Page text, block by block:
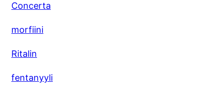
Concerta
morfiini
Ritalin
fentanyyli